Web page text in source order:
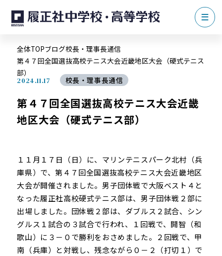
全体TOPブログ校長・理事長通信
第４７回全国選抜高校テニス大会近畿地区大会（硬式テニス
部）
2024.11.17 校長・理事長通信
第４７回全国選抜高校テニス大会近畿
地区大会（硬式テニス部）
１１月１７日（日）に、マリンテニスパーク北村（兵
庫県）で、第４７回全国選抜高校テニス大会近畿地区
大会が開催されました。男子団体戦で大阪ベスト４と
なった履正社高校硬式テニス部は、男子団体戦２部に
出場しました。団体戦２部は、ダブルス２試合、シン
グルス１試合の３試合で行われ、１回戦で、開智（和
歌山）に３－０で勝利をおさめました。２回戦で、甲
南（兵庫）と対戦し、残念ながら０－２（打切１）で